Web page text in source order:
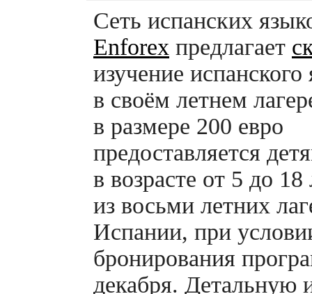
Сеть испанских
Enforex предлагает
изучение испанского
в своём летнем
в размере 200 евро
предоставляется
в возрасте от 5 до
из восьми летних
Испании, при
бронирования
декабря.